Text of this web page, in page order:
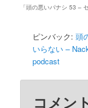
「頭の悪いパナシ 53 –
ピンバック:頭
いらない –
podcast
コメン